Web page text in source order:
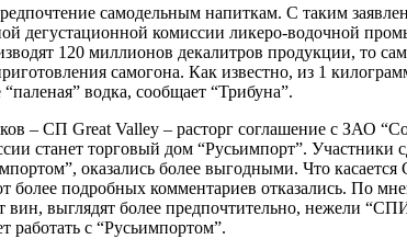
самодельным напиткам. С таким
дегустационной комиссии ликеро-водочной
120 миллионов декалитров продукции, то
самогона. Как известно, из 1
водка, сообщает “Трибуна”.
– СП Great Valley – расторг соглашение с
станет торговый дом “Русьимпорт”.
оказались более выгодными. Что
более подробных комментариев отказались. По
выглядят более предпочтительно, нежели
работать с “Русьимпортом”.